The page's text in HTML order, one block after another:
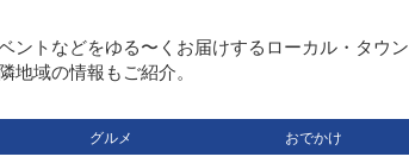
ントなどをゆる〜くお届けするローカル・タウン
地域の情報もご紹介。
グルメ おでかけ